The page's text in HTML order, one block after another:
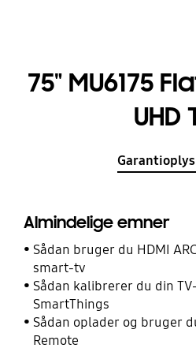
75" MU6175 Flat Smart
UHD
Almindelige emner
Sådan bruger du HDMI
smart-tv
Sådan kalibrerer du din
SmartThings
Sådan oplader og bruger
Remote